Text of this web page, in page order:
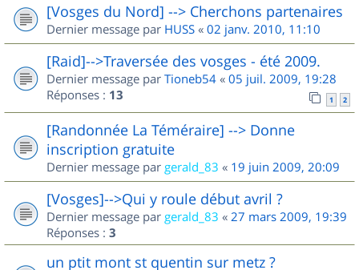
[Vosges du Nord] --> Cherchons partenaires
Dernier message par HUSS « 02 janv. 2010, 11:10
[Raid]-->Traversée des vosges - été 2009.
Dernier message par Tioneb54 « 05 juil. 2009, 19:28
Réponses : 13 1 2
[Randonnée La Téméraire] --> Donne
inscription gratuite
Dernier message par gerald_83 « 19 juin 2009, 20:09
[Vosges]-->Qui y roule début avril ?
Dernier message par gerald_83 « 27 mars 2009, 19:39
Réponses : 3
un ptit mont st quentin sur metz ?